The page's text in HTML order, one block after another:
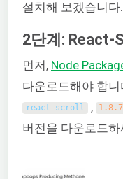
설치해 보겠습니다.
2단계: React-
먼저, Node
다운로드해야 합
react - scroll , 1.8.7
버전을 다운로드하